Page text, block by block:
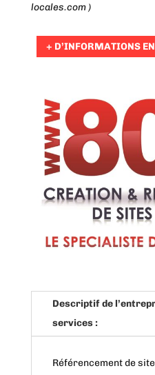
locales.com )
+ D’INFORMATIONS
Descriptif de
services :
Référencement de